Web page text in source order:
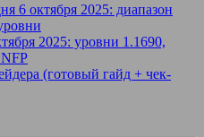
6 октября 2025: диапазон
2025: уровни 1.1690,
(готовый гайд + чек-